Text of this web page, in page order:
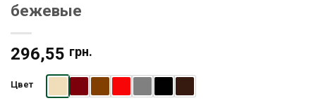
бежевые
296,55 грн.
Цвет